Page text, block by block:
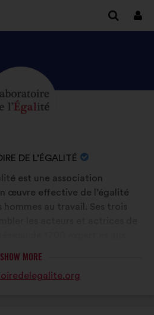
Log
in
DISCOVER
LABORATOIRE
L’ÉGALITÉ'S
DE L’ÉGALITÉ
Brief
biography:
est une association
œuvre effective de l’égalité
au travail. Ses trois
dans l’opinion publique.
SHOW MORE